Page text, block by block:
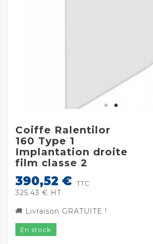
Coiffe Ralentilor
160 Type 1
Implantation droite
film classe 2
390,52 € TTC
325.43 € HT
🚚 Livraison GRATUITE !
En stock